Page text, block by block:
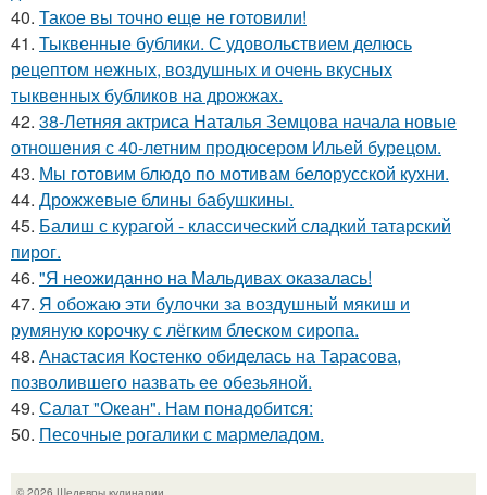
40. Такое вы точно еще не готовили!
41. Тыквенные бублики. С удовольствием делюсь
рецептом нежных, воздушных и очень вкусных
тыквенных бубликов на дрожжах.
42. 38-Летняя актриса Наталья Земцова начала новые
отношения с 40-летним продюсером Ильей бурецом.
43. Мы готовим блюдо по мотивам белорусской кухни.
44. Дрожжевые блины бабушкины.
45. Балиш с курагой - классический сладкий татарский
пирог.
46. "Я неожиданно на Мальдивах оказалась!
47. Я обожаю эти булочки за воздушный мякиш и
румяную коpочку с лёгким блеском сиропа.
48. Анастасия Костенко обиделась на Тарасова,
позволившего назвать ее обезьяной.
49. Салат "Океан". Нам понадобится:
50. Песочные рогалики с мармеладом.